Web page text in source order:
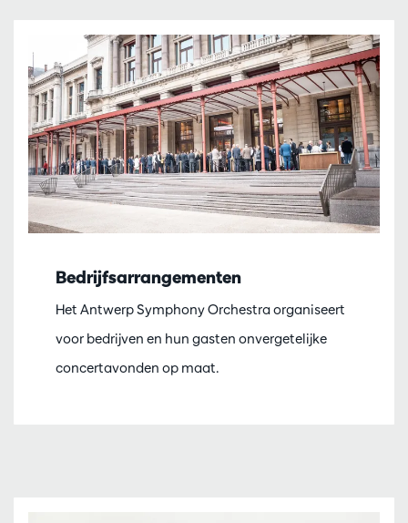
Bedrijfsarrangementen
Het Antwerp Symphony Orchestra organiseert
voor bedrijven en hun gasten onvergetelijke
concertavonden op maat.